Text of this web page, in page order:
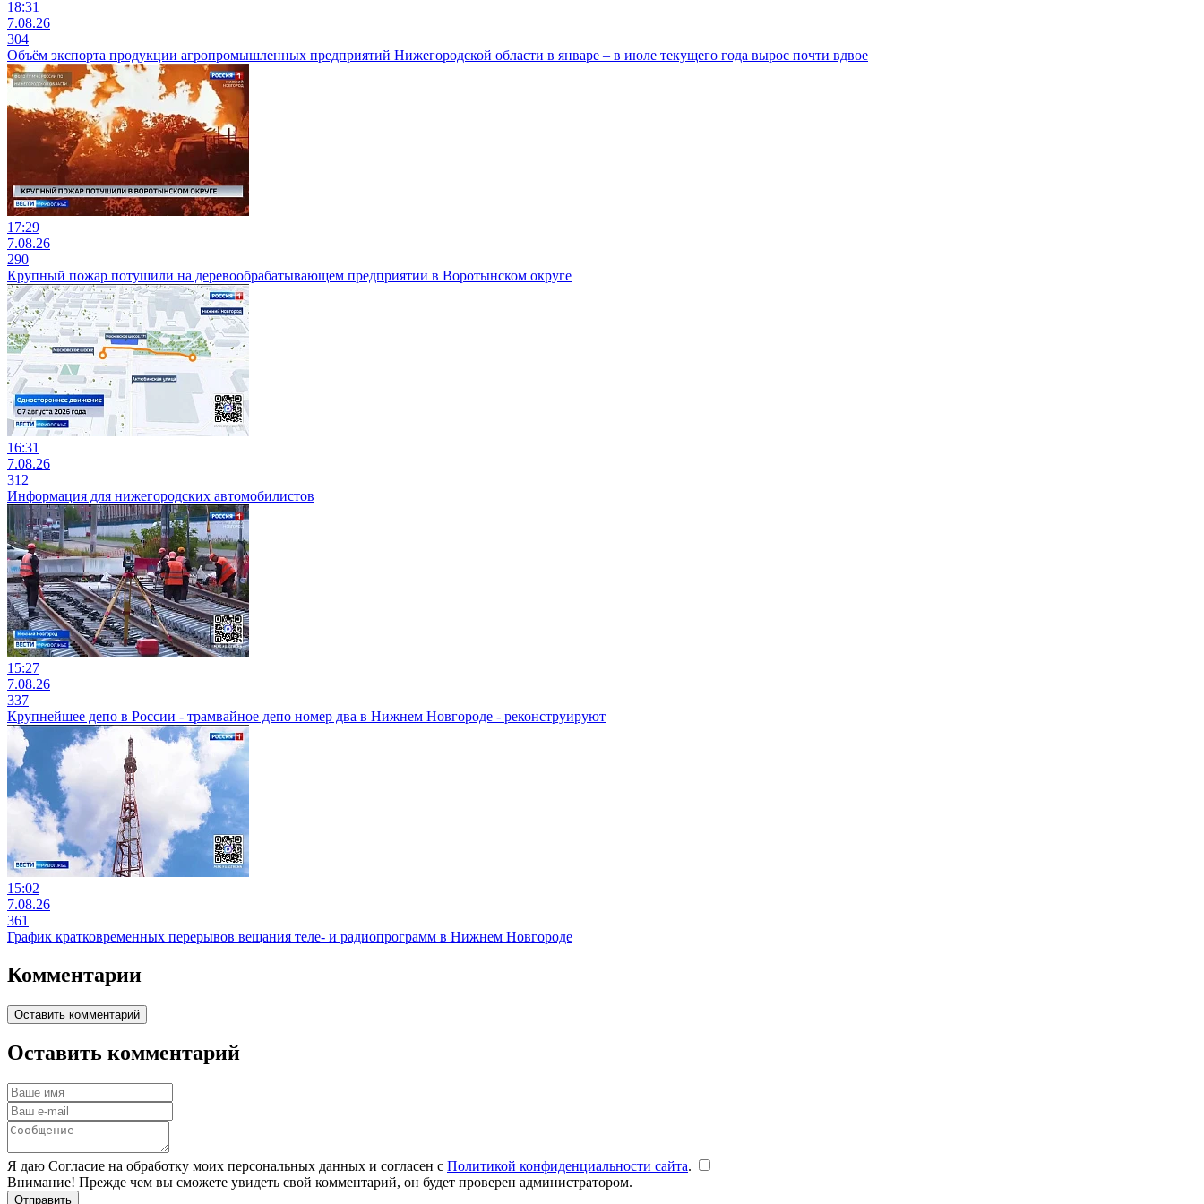
18:31
7.08.26
304
Объём экспорта продукции агропромышленных предприятий Нижегородской области в январе – в июле текущего года вырос почти вдвое
17:29
7.08.26
290
Крупный пожар потушили на деревообрабатывающем предприятии в Воротынском округе
16:31
7.08.26
312
Информация для нижегородских автомобилистов
15:27
7.08.26
337
Крупнейшее депо в России - трамвайное депо номер два в Нижнем Новгороде - реконструируют
15:02
7.08.26
361
График кратковременных перерывов вещания теле- и радиопрограмм в Нижнем Новгороде
Комментарии
Оставить комментарий
Оставить комментарий
Я даю Согласие на обработку моих персональных данных и согласен с Политикой конфиденциальности сайта.
Внимание! Прежде чем вы сможете увидеть свой комментарий, он будет проверен администратором.
Отправить